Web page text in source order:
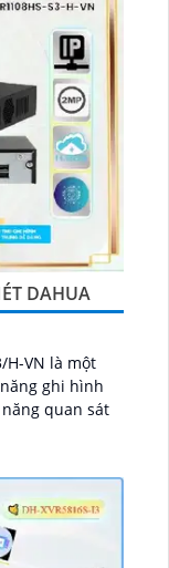
DAHUA
H-VN là một
ghi hình